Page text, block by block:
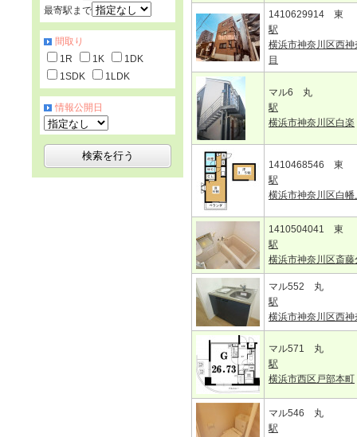
1410629914 東
駅
横浜市神奈川区西
目
マル6 丸
駅
横浜市神奈川区白楽
1410468546 東
駅
横浜市神奈川区白幡
1410504041 東
駅
横浜市神奈川区斎藤
マル552 丸
駅
横浜市神奈川区西神
マル571 丸
駅
横浜市西区戸部本町
マル546 丸
駅
最寄駅まで
間取り
1R
1K
1DK
1SDK
1LDK
情報公開日